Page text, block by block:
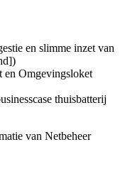
en slimme inzet van
en Omgevingsloket
thuisbatterij
van Netbeheer